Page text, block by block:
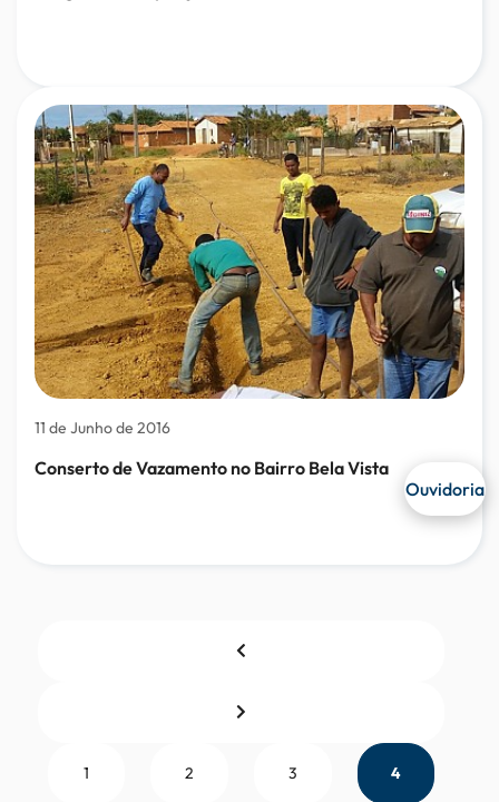
11 de Junho de 2016
Conserto de Vazamento no Bairro Bela Vista
1 2 3 4
Ouvidoria